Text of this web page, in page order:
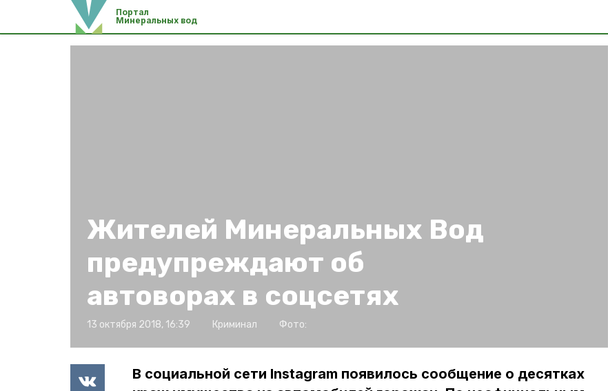
Портал
Минеральных вод
Жителей Минеральных Вод
предупреждают об
автоворах в соцсетях
13 октября 2018, 16:39 Криминал Фото:
В социальной сети Instagram появилось сообщение о десятках